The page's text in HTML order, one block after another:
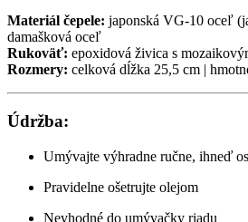
Materiál čepele: japonská VG-10 oceľ
damašková oceľ
Rukoväť: epoxidová živica s
Rozmery: celková dĺžka 25,5 cm |
Údržba:
Umývajte výhradne ručne, ihneď
Pravidelne ošetrujte olejom
Nevhodné do umývačky riadu